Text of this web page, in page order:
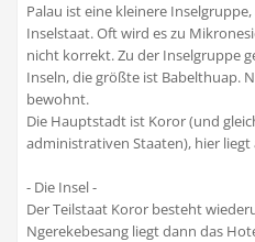
Palau ist eine kleinere
Inselstaat. Oft wird es zu
nicht korrekt. Zu der Inselgruppe
Inseln, die größte ist Babelthuap.
bewohnt.
Die Hauptstadt ist Koror (und
administrativen Staaten), hier liegt
- Die Insel -
Der Teilstaat Koror besteht
Ngerekebesang liegt dann das